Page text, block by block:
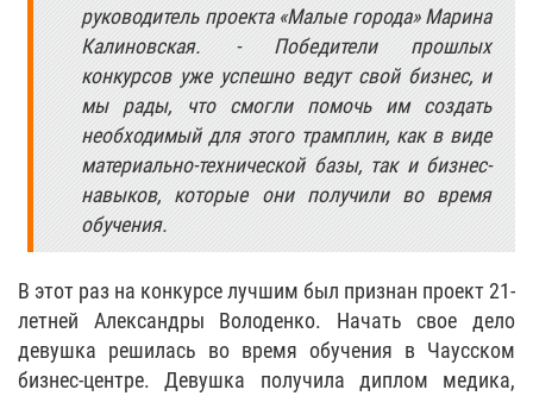
руководитель проекта «Малые города» Марина
Калиновская. - Победители прошлых
конкурсов уже успешно ведут свой бизнес, и
мы рады, что смогли помочь им создать
необходимый для этого трамплин, как в виде
материально-технической базы, так и бизнес-
навыков, которые они получили во время
обучения.
В этот раз на конкурсе лучшим был признан проект 21-
летней Александры Володенко. Начать свое дело
девушка решилась во время обучения в Чаусском
бизнес-центре. Девушка получила диплом медика,